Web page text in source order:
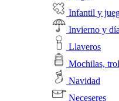
Infantil y
Invierno y
Llaveros
Mochilas,
Navidad
Neceseres